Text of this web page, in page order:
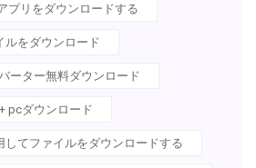
プリをダウンロードする
ルをダウンロード
ーター無料ダウンロード
pcダウンロード
してファイルをダウンロードする